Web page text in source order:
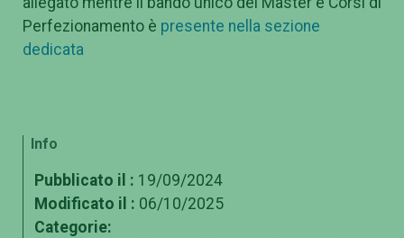
Perfezionamento è presente nella sezione
dedicata
Info
Pubblicato il : 19/09/2024
Modificato il : 06/10/2025
Categorie: